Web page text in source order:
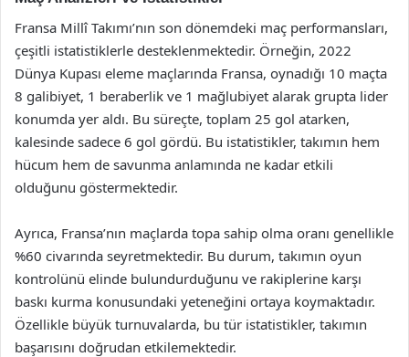
Fransa Millî Takımı’nın son dönemdeki maç performansları,
çeşitli istatistiklerle desteklenmektedir. Örneğin, 2022
Dünya Kupası eleme maçlarında Fransa, oynadığı 10 maçta
8 galibiyet, 1 beraberlik ve 1 mağlubiyet alarak grupta lider
konumda yer aldı. Bu süreçte, toplam 25 gol atarken,
kalesinde sadece 6 gol gördü. Bu istatistikler, takımın hem
hücum hem de savunma anlamında ne kadar etkili
olduğunu göstermektedir.
Ayrıca, Fransa’nın maçlarda topa sahip olma oranı genellikle
%60 civarında seyretmektedir. Bu durum, takımın oyun
kontrolünü elinde bulundurduğunu ve rakiplerine karşı
baskı kurma konusundaki yeteneğini ortaya koymaktadır.
Özellikle büyük turnuvalarda, bu tür istatistikler, takımın
başarısını doğrudan etkilemektedir.